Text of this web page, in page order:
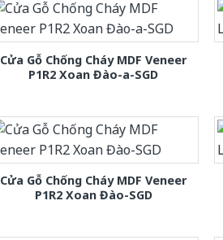
Cửa Gỗ Chống Cháy MDF Veneer
P1R2 Xoan Đào-a-SGD
Cửa Gỗ Chống Cháy MDF Veneer
P1R2 Xoan Đào-SGD